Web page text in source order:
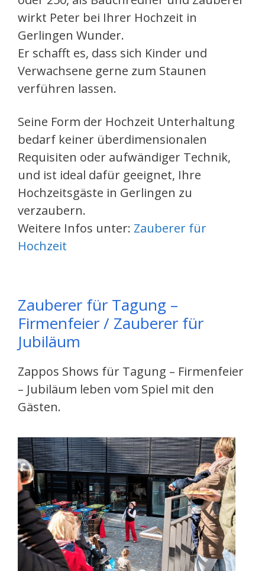
wirkt Peter bei Ihrer Hochzeit in
Gerlingen Wunder.
Er schafft es, dass sich Kinder und
Verwachsene gerne zum Staunen
verführen lassen.
Seine Form der Hochzeit Unterhaltung
bedarf keiner überdimensionalen
Requisiten oder aufwändiger Technik,
und ist ideal dafür geeignet, Ihre
Hochzeitsgäste in Gerlingen zu
verzaubern.
Weitere Infos unter: Zauberer für
Hochzeit
Zauberer für Tagung –
Firmenfeier / Zauberer für
Jubiläum
Zappos Shows für Tagung – Firmenfeier
– Jubiläum leben vom Spiel mit den
Gästen.